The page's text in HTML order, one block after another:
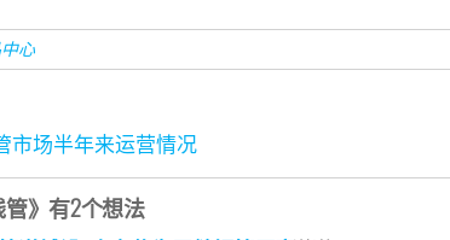
心
市场半年来运营情况
管》有2个想法